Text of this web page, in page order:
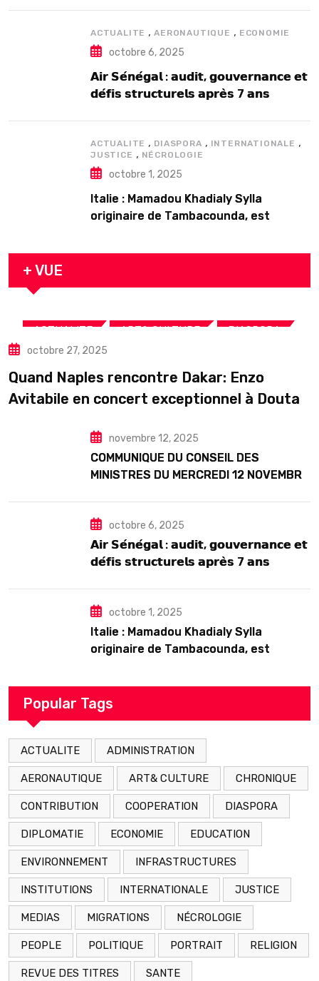
ACTUALITE ,AERONAUTIQUE , ECONOMIE
octobre 6, 2025
𝗔𝗶𝗿 𝗦𝗲́𝗻𝗲́𝗴𝗮𝗹 : 𝗮𝘂𝗱𝗶𝘁, 𝗴𝗼𝘂𝘃𝗲𝗿𝗻𝗮𝗻𝗰𝗲 𝗲𝘁
𝗱𝗲́𝗳𝗶𝘀 𝘀𝘁𝗿𝘂𝗰𝘁𝘂𝗿𝗲𝗹𝘀 𝗮𝗽𝗿𝗲̀𝘀 7 𝗮𝗻𝘀
ACTUALITE , DIASPORA , INTERNATIONALE ,
JUSTICE , NÉCROLOGIE
octobre 1, 2025
Italie : Mamadou Khadialy Sylla
originaire de Tambacounda, est
arrestation
+ VUE
ACTUALITE ART& CULTURE DIASPORA
TOURISME
octobre 27, 2025
Quand Naples rencontre Dakar: Enzo
Avitabile en concert exceptionnel à Douta
novembre 12, 2025
COMMUNIQUE DU CONSEIL DES
MINISTRES DU MERCREDI 12 NOVEMBRE
octobre 6, 2025
𝗔𝗶𝗿 𝗦𝗲́𝗻𝗲́𝗴𝗮𝗹 : 𝗮𝘂𝗱𝗶𝘁, 𝗴𝗼𝘂𝘃𝗲𝗿𝗻𝗮𝗻𝗰𝗲 𝗲𝘁
𝗱𝗲́𝗳𝗶𝘀 𝘀𝘁𝗿𝘂𝗰𝘁𝘂𝗿𝗲𝗹𝘀 𝗮𝗽𝗿𝗲̀𝘀 7 𝗮𝗻𝘀
octobre 1, 2025
Italie : Mamadou Khadialy Sylla
originaire de Tambacounda, est
arrestation
Popular Tags
ACTUALITE ADMINISTRATION
AERONAUTIQUE ART& CULTURE CHRONIQUE
CONTRIBUTION COOPERATION DIASPORA
DIPLOMATIE ECONOMIE EDUCATION
ENVIRONNEMENT INFRASTRUCTURES
INSTITUTIONS INTERNATIONALE JUSTICE
MEDIAS MIGRATIONS NÉCROLOGIE
PEOPLE POLITIQUE PORTRAIT RELIGION
REVUE DES TITRES SANTE